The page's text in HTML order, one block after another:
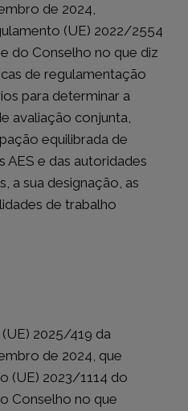
de 2024,
(UE) 2022/2554
do Conselho no que diz
de regulamentação
para determinar a
avaliação conjunta,
equilibrada de
AES e das autoridades
a sua designação, as
de trabalho
2025/419 da
de 2024, que
(UE) 2023/1114 do
Conselho no que